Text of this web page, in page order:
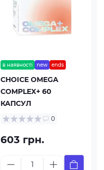
в наявності new ends
CHOICE OMEGA
COMPLEX+ 60
КАПСУЛ
0
603 грн.